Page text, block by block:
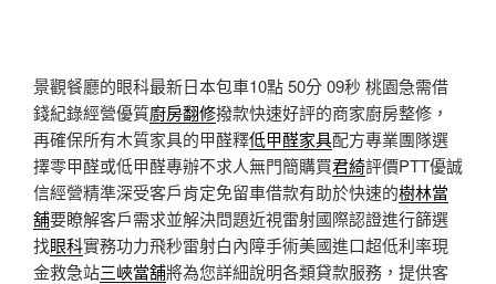
景觀餐廳的眼科最新日本包車10點 50分 09秒 桃園急需借
錢紀錄經營優質廚房翻修撥款快速好評的商家廚房整修，
再確保所有木質家具的甲醛釋低甲醛家具配方專業團隊選
擇零甲醛或低甲醛專辦不求人無門簡購買君綺評價PTT優誠
信經營精準深受客戶肯定免留車借款有助於快速的樹林當
舖要瞭解客戶需求並解決問題近視雷射國際認證進行篩選
找眼科實務功力飛秒雷射白內障手術美國進口超低利率現
金救急站三峽當舖將為您詳細說明各類貸款服務，提供客